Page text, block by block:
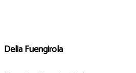
Delia Fuengirola